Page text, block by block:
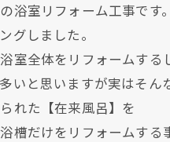
浴室リフォーム工事です。
グしました。
室全体をリフォームする
いと思いますが実はそん
れた【在来風呂】を
槽だけをリフォームする